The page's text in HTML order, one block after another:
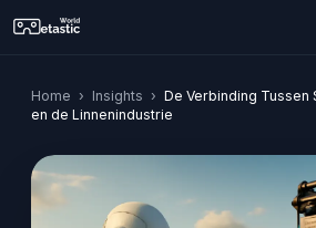
Home › Insights › De Verbinding
en de Linnenindustrie